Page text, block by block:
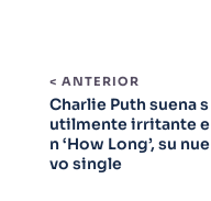
< ANTERIOR
Charlie Puth suena s
utilmente irritante e
n ‘How Long’, su nue
vo single